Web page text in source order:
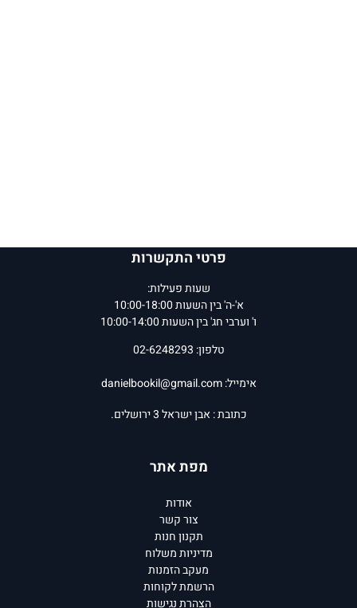
פרטי התקשרות
שעות פעילות:
א'-ה' בין השעות 10:00-18:00
ו' וערבי חג' בין השעות 10:00-14:00
טלפון: 02-6248293
אימייל:danielbookil@gmail.com
כתובת : אבן ישראל 3 ירושלים.
מפת אתר
אודות
צור קשר
תקנון חנות
מדיניות משלוח
מעקב הזמנות
הרשמת לקוחות
הצהרת נגישות